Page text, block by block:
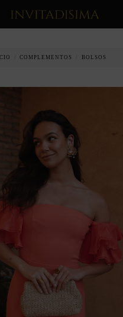
COMPLEMENTOS BOLSOS